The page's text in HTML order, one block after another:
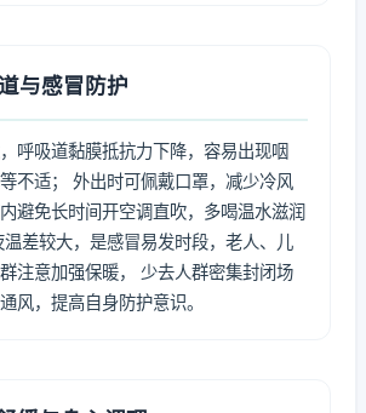
与感冒防护
呼吸道黏膜抵抗力下降，容易出现咽
不适； 外出时可佩戴口罩，减少冷风
避免长时间开空调直吹，多喝温水滋润
差较大，是感冒易发时段，老人、儿
注意加强保暖， 少去人群密集封闭场
风，提高自身防护意识。